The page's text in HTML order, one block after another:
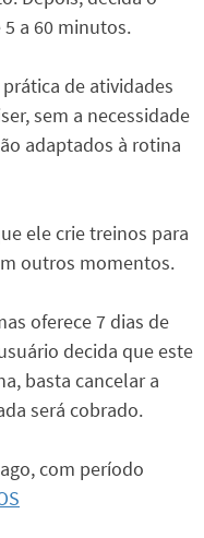
a 60 minutos.
de atividades
sem a necessidade
adaptados à rotina
ele crie treinos para
outros momentos.
oferece 7 dias de
decida que este
basta cancelar a
será cobrado.
com período